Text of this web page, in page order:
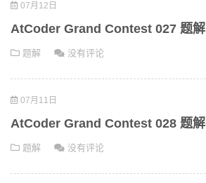
07月12日
AtCoder Grand Contest 027 题解
题解 没有评论
07月11日
AtCoder Grand Contest 028 题解
题解 没有评论